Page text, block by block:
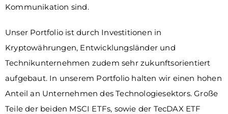
Kommunikation sind.
Unser Portfolio ist durch Investitionen in
Kryptowährungen, Entwicklungsländer und
Technikunternehmen zudem sehr zukunftsorientiert
aufgebaut. In unserem Portfolio halten wir einen hohen
Anteil an Unternehmen des Technologiesektors. Große
Teile der beiden MSCI ETFs, sowie der TecDAX ETF